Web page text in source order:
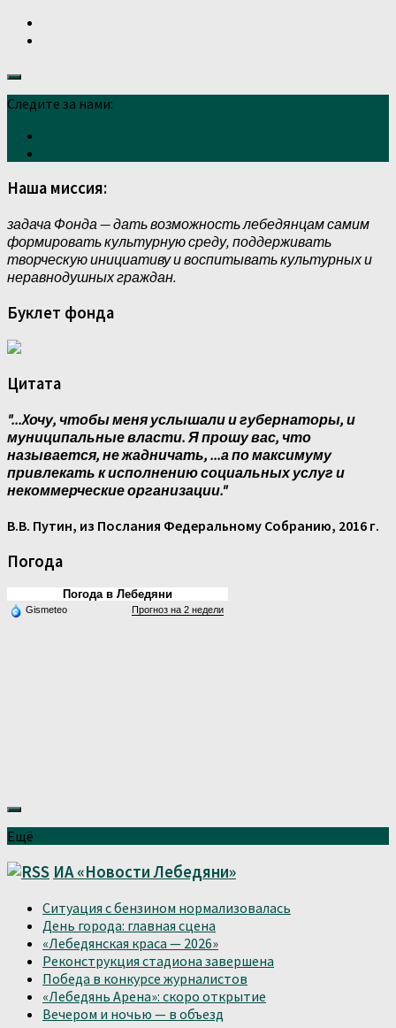
Следите за нами:
Наша миссия:
задача Фонда — дать возможность лебедянцам самим
формировать культурную среду, поддерживать
творческую инициативу и воспитывать культурных и
неравнодушных граждан.
Буклет фонда
Цитата
"...Xочу, чтобы меня услышали и губернаторы, и
муниципальные власти. Я прошу вас, что
называется, не жадничать, ...а по максимуму
привлекать к исполнению социальных услуг и
некоммерческие организации."
В.В. Путин, из Послания Федеральному Собранию, 2016 г.
Погода
Погода в Лебедяни
Gismeteo Прогноз на 2 недели
Ещё
ИА «Новости Лебедяни»
Ситуация с бензином нормализовалась
День города: главная сцена
«Лебедянская краса — 2026»
Реконструкция стадиона завершена
Победа в конкурсе журналистов
«Лебедянь Арена»: скоро открытие
Вечером и ночью — в объезд